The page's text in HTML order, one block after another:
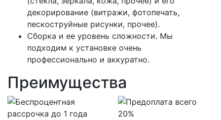
декорирование (витражи, фотопечать,
пескоструйные рисунки, прочее).
Сборка и ее уровень сложности. Мы
подходим к установке очень
профессионально и аккуратно.
Преимущества